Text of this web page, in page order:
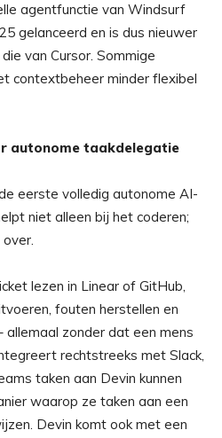
agentfunctie van Windsurf
gelanceerd en is dus nieuwer
van Cursor. Sommige
contextbeheer minder flexibel
autonome taakdelegatie
eerste volledig autonome AI-
niet alleen bij het coderen;
lezen in Linear of GitHub,
fouten herstellen en
allemaal zonder dat een mens
rechtstreeks met Slack,
taken aan Devin kunnen
waarop ze taken aan een
Devin komt ook met een